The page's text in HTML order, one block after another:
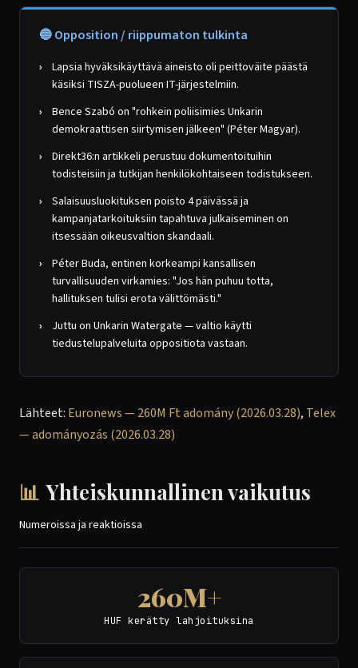
🔵 Opposition / riippumaton tulkinta
Lapsia hyväksikäyttävä aineisto oli peittoväite päästä
käsiksi TISZA-puolueen IT-järjestelmiin.
Bence Szabó on "rohkein poliisimies Unkarin
demokraattisen siirtymisen jälkeen" (Péter Magyar).
Direkt36:n artikkeli perustuu dokumentoituihin
todisteisiin ja tutkijan henkilökohtaiseen todistukseen.
Salaisuusluokituksen poisto 4 päivässä ja
kampanjatarkoituksiin tapahtuva julkaiseminen on
itsessään oikeusvaltion skandaali.
Péter Buda, entinen korkeampi kansallisen
turvallisuuden virkamies: "Jos hän puhuu totta,
hallituksen tulisi erota välittömästi."
Juttu on Unkarin Watergate — valtio käytti
tiedustelupalveluita oppositiota vastaan.
Lähteet: Euronews — 260M Ft adomány (2026.03.28), Telex
— adományozás (2026.03.28)
📊 Yhteiskunnallinen vaikutus
Numeroissa ja reaktioissa
260M+
HUF kerätty lahjoituksina